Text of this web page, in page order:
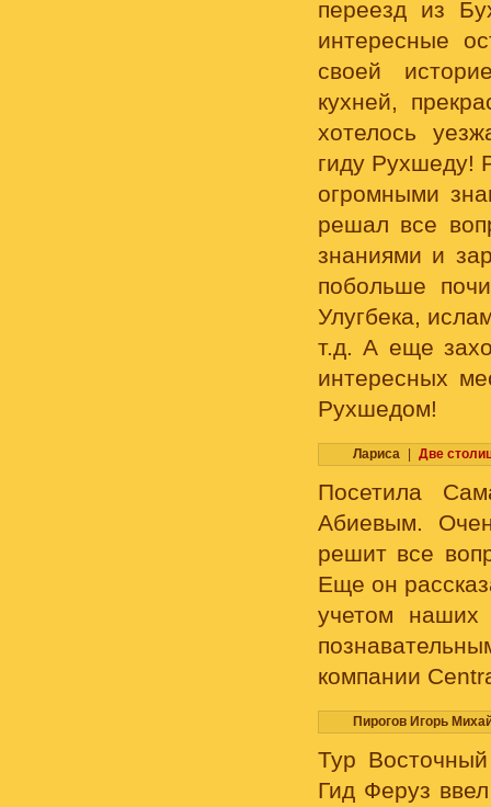
переезд из
интересные
своей
кухней,
хотелось
гиду Рухшеду!
огромными
решал все
знаниями и
побольше
Улугбека,
т.д. А еще
интересных
Рухшедом!
Лариса Две
Посетила
Абиевым.
решит все
Еще он
учетом наших
компании
Пирогов Игорь
Тур
Гид Феруз